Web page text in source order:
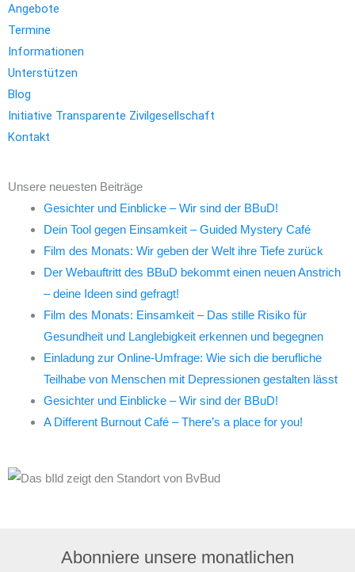
Angebote
Termine
Informationen
Unterstützen
Blog
Initiative Transparente Zivilgesellschaft
Kontakt
Unsere neuesten Beiträge
Gesichter und Einblicke – Wir sind der BBuD!
Dein Tool gegen Einsamkeit – Guided Mystery Café
Film des Monats: Wir geben der Welt ihre Tiefe zurück
Der Webauftritt des BBuD bekommt einen neuen Anstrich
– deine Ideen sind gefragt!
Film des Monats: Einsamkeit – Das stille Risiko für
Gesundheit und Langlebigkeit erkennen und begegnen
Einladung zur Online-Umfrage: Wie sich die berufliche
Teilhabe von Menschen mit Depressionen gestalten lässt
Gesichter und Einblicke – Wir sind der BBuD!
A Different Burnout Café – There’s a place for you!
Abonniere unsere monatlichen